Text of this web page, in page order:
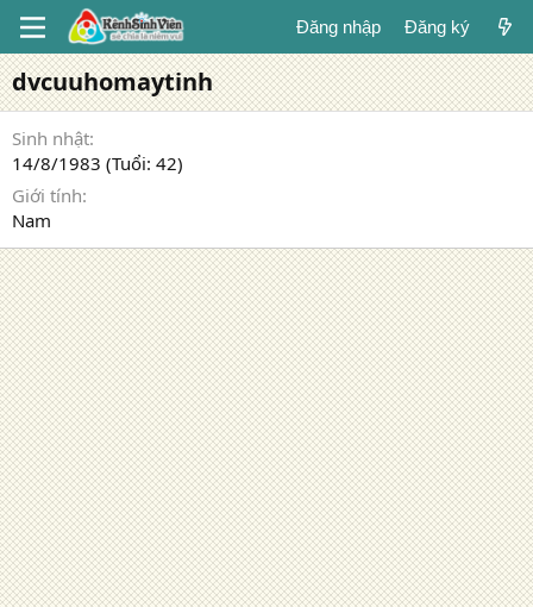
Đăng nhập Đăng ký
dvcuuhomaytinh
Sinh nhật
14/8/1983 (Tuổi: 42)
Giới tính
Nam